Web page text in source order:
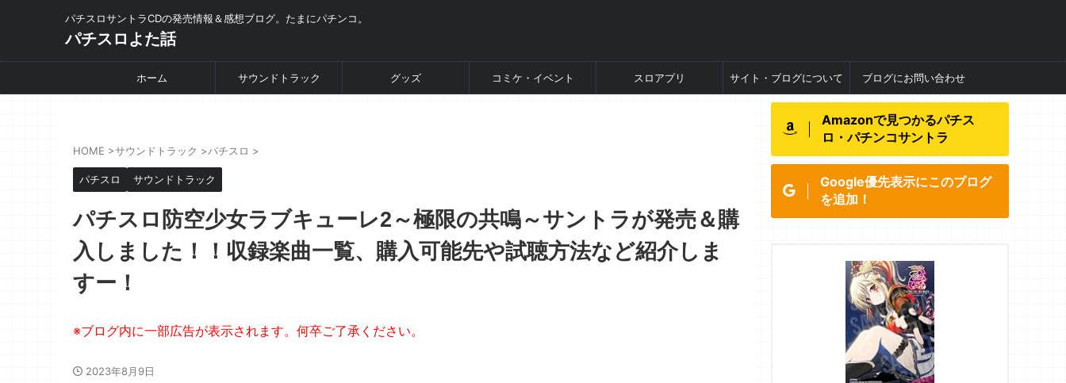
パチスロサントラCDの発売情報＆感想ブログ。たまにパチンコ。
パチスロよた話
ホーム サウンドトラック グッズ コミケ・イベント スロアプリ サイト・ブログについて ブログにお問い合わせ
HOME >サウンドトラック >パチスロ >
パチスロ サウンドトラック
パチスロ防空少女ラブキューレ2～極限の共鳴～サントラが発売＆購
入しました！！収録楽曲一覧、購入可能先や試聴方法など紹介しま
すー！
2023年8月9日
Amazonで見つかるパチス
ロ・パチンコサントラ
Google優先表示にこのブログ
を追加！